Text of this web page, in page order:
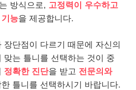
방식으로, 고정력이 우수하고
능을 제공합니다.
장단점이 다르기 때문에 자신의
맞는 틀니를 선택하는 것이 중
정확한 진단을 받고 전문의와
틀니를 선택하시기 바랍니다.